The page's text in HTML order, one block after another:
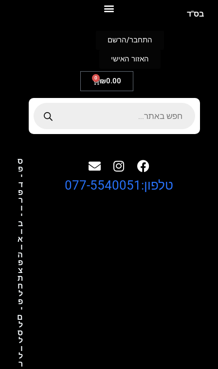
בס"ד
₪0.00
0
התחבר/הרשם
האזור האישי
ס
פ
י
ד
פ
ר
ו
י
ב
ו
א
ו
ה
פ
צ
ת
ח
ל
פ
י
ם
ל
ס
ל
ו
ל
ר
טלפון:077-5540051